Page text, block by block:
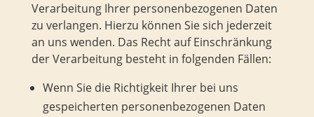
Verarbeitung Ihrer personenbezogenen Daten
zu verlangen. Hierzu können Sie sich jederzeit
an uns wenden. Das Recht auf Einschränkung
der Verarbeitung besteht in folgenden Fällen:
Wenn Sie die Richtigkeit Ihrer bei uns
gespeicherten personenbezogenen Daten